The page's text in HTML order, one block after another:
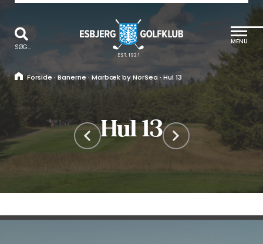
SØG...
Forside · Banerne · Marbæk by NorSea ·Hul 13
Hul 13
MENU